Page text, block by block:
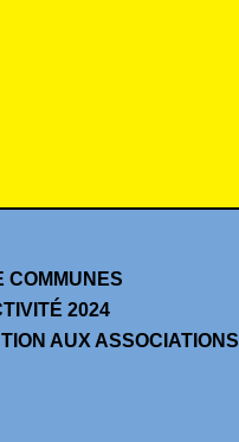
COMMUNES
2024
AUX ASSOCIATIONS